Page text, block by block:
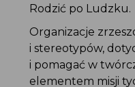
Rodzić po Ludzku.
Organizacje
i stereotypów,
i pomagać w
elementem misji